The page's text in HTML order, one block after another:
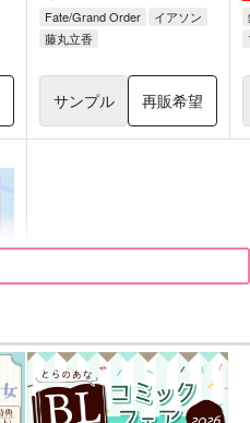
Fate/Grand Order
イアソン
藤丸立香
サンプル 再販希望